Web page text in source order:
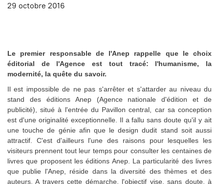
29 octobre 2016
Le premier responsable de l'Anep rappelle que le choix
éditorial de l'Agence est tout tracé: l'humanisme, la
modernité, la quête du savoir.
Il est impossible de ne pas s'arrêter et s'attarder au niveau du
stand des éditions Anep (Agence nationale d'édition et de
publicité), situé à l'entrée du Pavillon central, car sa conception
est d'une originalité exceptionnelle. Il a fallu sans doute qu'il y ait
une touche de génie afin que le design dudit stand soit aussi
attractif. C'est d'ailleurs l'une des raisons pour lesquelles les
visiteurs prennent tout leur temps pour consulter les centaines de
livres que proposent les éditions Anep. La particularité des livres
que publie l'Anep, réside dans la diversité des thèmes et des
auteurs. A travers cette démarche, l'objectif vise, sans doute, à